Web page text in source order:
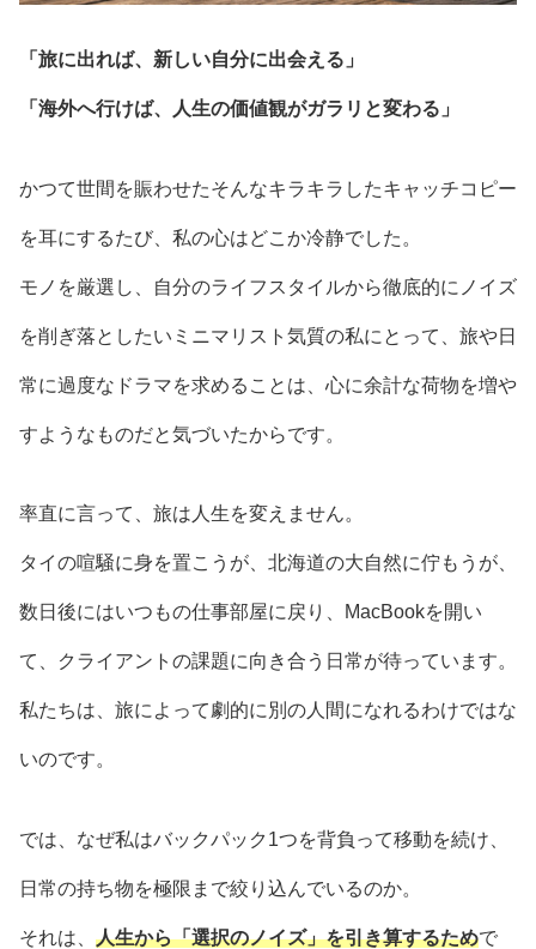
「旅に出れば、新しい自分に出会える」
「海外へ行けば、人生の価値観がガラリと変わる」
かつて世間を賑わせたそんなキラキラしたキャッチコピー
を耳にするたび、私の心はどこか冷静でした。
モノを厳選し、自分のライフスタイルから徹底的にノイズ
を削ぎ落としたいミニマリスト気質の私にとって、旅や日
常に過度なドラマを求めることは、心に余計な荷物を増や
すようなものだと気づいたからです。
率直に言って、旅は人生を変えません。
タイの喧騒に身を置こうが、北海道の大自然に佇もうが、
数日後にはいつもの仕事部屋に戻り、MacBookを開い
て、クライアントの課題に向き合う日常が待っています。
私たちは、旅によって劇的に別の人間になれるわけではな
いのです。
では、なぜ私はバックパック1つを背負って移動を続け、
日常の持ち物を極限まで絞り込んでいるのか。
それは、 人生から「選択のノイズ」を引き算するためで